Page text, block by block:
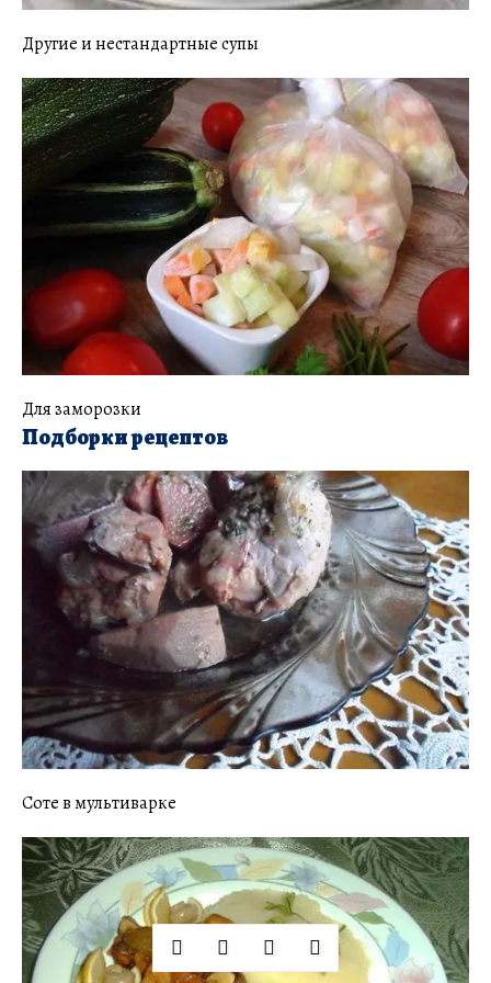
Другие и нестандартные супы
Для заморозки
Подборки рецептов
Соте в мультиварке